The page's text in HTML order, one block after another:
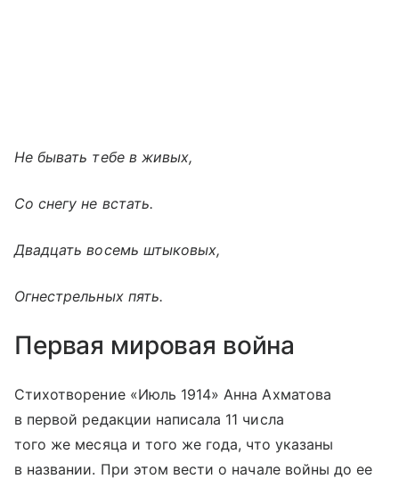
Не бывать тебе в живых,
Со снегу не встать.
Двадцать восемь штыковых,
Огнестрельных пять.
Первая мировая война
Стихотворение «Июль 1914» Анна Ахматова
в первой редакции написала 11 числа
того же месяца и того же года, что указаны
в названии. При этом вести о начале войны до ее